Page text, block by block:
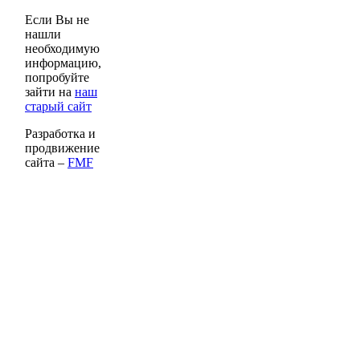
Если Вы не
нашли
необходимую
информацию,
попробуйте
зайти на наш
старый сайт
Разработка и
продвижение
сайта – FMF